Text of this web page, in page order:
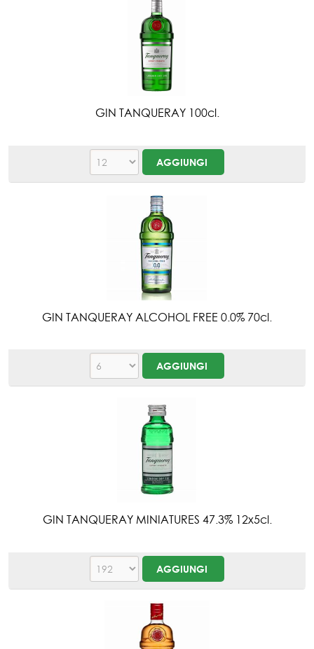
GIN TANQUERAY 100cl.
GIN TANQUERAY ALCOHOL FREE 0.0% 70cl.
GIN TANQUERAY MINIATURES 47.3% 12x5cl.